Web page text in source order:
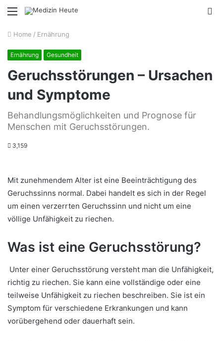
Menu
Home / Ernährung
Ernährung Gesundheit
Geruchsstörungen – Ursachen
und Symptome
Behandlungsmöglichkeiten und Prognose für
Menschen mit Geruchsstörungen.
3,159
Mit zunehmendem Alter ist eine Beeinträchtigung des
Geruchssinns normal. Dabei handelt es sich in der Regel
um einen verzerrten Geruchssinn und nicht um eine
völlige Unfähigkeit zu riechen.
Was ist eine Geruchsstörung?
Unter einer Geruchsstörung versteht man die Unfähigkeit,
richtig zu riechen. Sie kann eine vollständige oder eine
teilweise Unfähigkeit zu riechen beschreiben. Sie ist ein
Symptom für verschiedene Erkrankungen und kann
vorübergehend oder dauerhaft sein.